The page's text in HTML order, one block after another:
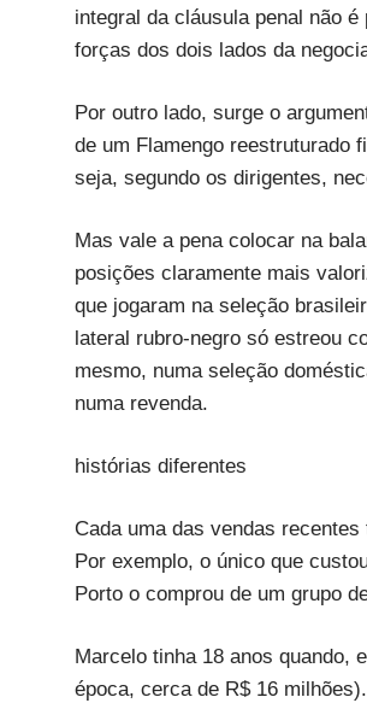
integral da cláusula penal não
forças dos dois lados da
Por outro lado, surge o
de um Flamengo reestruturado
seja, segundo os dirigentes,
Mas vale a pena colocar na
posições claramente mais
que jogaram na seleção
lateral rubro-negro só estreou
mesmo, numa seleção
numa revenda.
histórias diferentes
Cada uma das vendas
Por exemplo, o único que
Porto o comprou de um grupo
Marcelo tinha 18 anos quando,
época, cerca de R$ 16